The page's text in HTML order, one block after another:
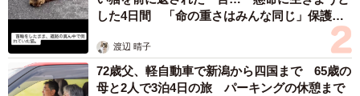
した4日間 「命の重さはみんな同じ」保護団
渡辺 晴子
72歳父、軽自動車で新潟から四国まで 65歳の
母と2人で3泊4日の旅 パーキングの休憩まで